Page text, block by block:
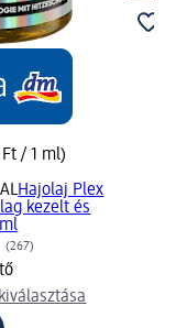
/ 1 ml)
Hajolaj Plex
kezelt és
(267)